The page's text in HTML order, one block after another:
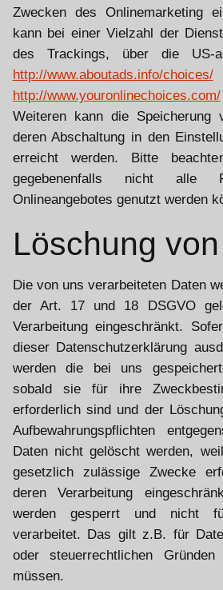
Zwecken des Onlinemarketing
kann bei einer Vielzahl der
des Trackings, über die US-
http://www.aboutads.info/choices/
http://www.youronlinechoices.com/
Weiteren kann die Speicherung
deren Abschaltung in den
erreicht werden. Bitte
gegebenenfalls nicht alle
Onlineangebotes genutzt werden
Löschung
Die von uns verarbeiteten Daten
der Art. 17 und 18 DSGVO
Verarbeitung eingeschränkt.
dieser Datenschutzerklärung
werden die bei uns
sobald sie für ihre
erforderlich sind und der
Aufbewahrungspflichten
Daten nicht gelöscht werden,
gesetzlich zulässige Zwecke
deren Verarbeitung
werden gesperrt und nicht
verarbeitet. Das gilt z.B. für
oder steuerrechtlichen
müssen.